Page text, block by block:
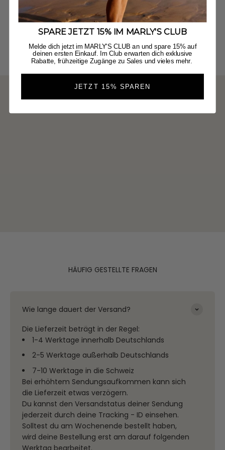
HÄUFIG GESTELLTE FRAGEN
Wie lange dauert der Versand?
Die Lieferzeit beträgt in der Regel:
1-4 Werktage innerhalb Deutschlands
2-5 Werktage außerhalb Deutschlands
7-10 Werktage in die Schweiz
Bei erhöhtem Sendungsaufkommen kann sich
die Lieferzeit etwas verzögern.
Du kannst den Versandstatus deiner Sendung
jederzeit durch deine Tracking - ID einsehen.
Solltest du am Wochenende bestellt haben,
wird deine Bestellung erst am darauf folgenden
Werktag bearbeitet.
SPARE JETZT 15% IM MARLY'S CLUB
Melde dich jetzt im MARLY'S CLUB an und spare 15% auf
deinen ersten Einkauf. Im Club erwarten dich exklusive
Rabatte, frühzeitige Zugänge zu Sales und vieles mehr.
JETZT 15% SPAREN